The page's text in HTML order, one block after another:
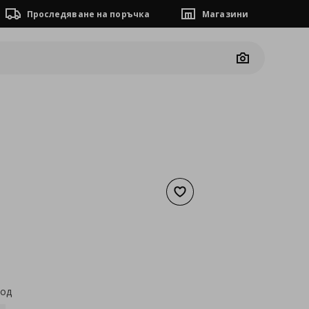
Проследяване на поръчка Магазини
Camera
Добави към списъка с